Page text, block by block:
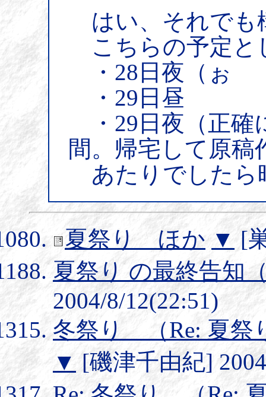
はい、それでも
こちらの予定と
・28日夜（ぉ
・29日昼
・29日夜（正確
間。帰宅して原稿
あたりでしたら
夏祭り ほか ▼ [
夏祭り の最終告知
2004/8/12(22:51)
冬祭り （Re: 夏祭
▼ [磯津千由紀]